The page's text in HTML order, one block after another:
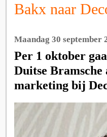
Bakx naar
Maandag 30 september
Per 1 oktober
Duitse Bramsche
marketing bij